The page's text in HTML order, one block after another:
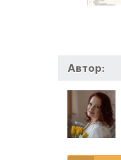
Автор: